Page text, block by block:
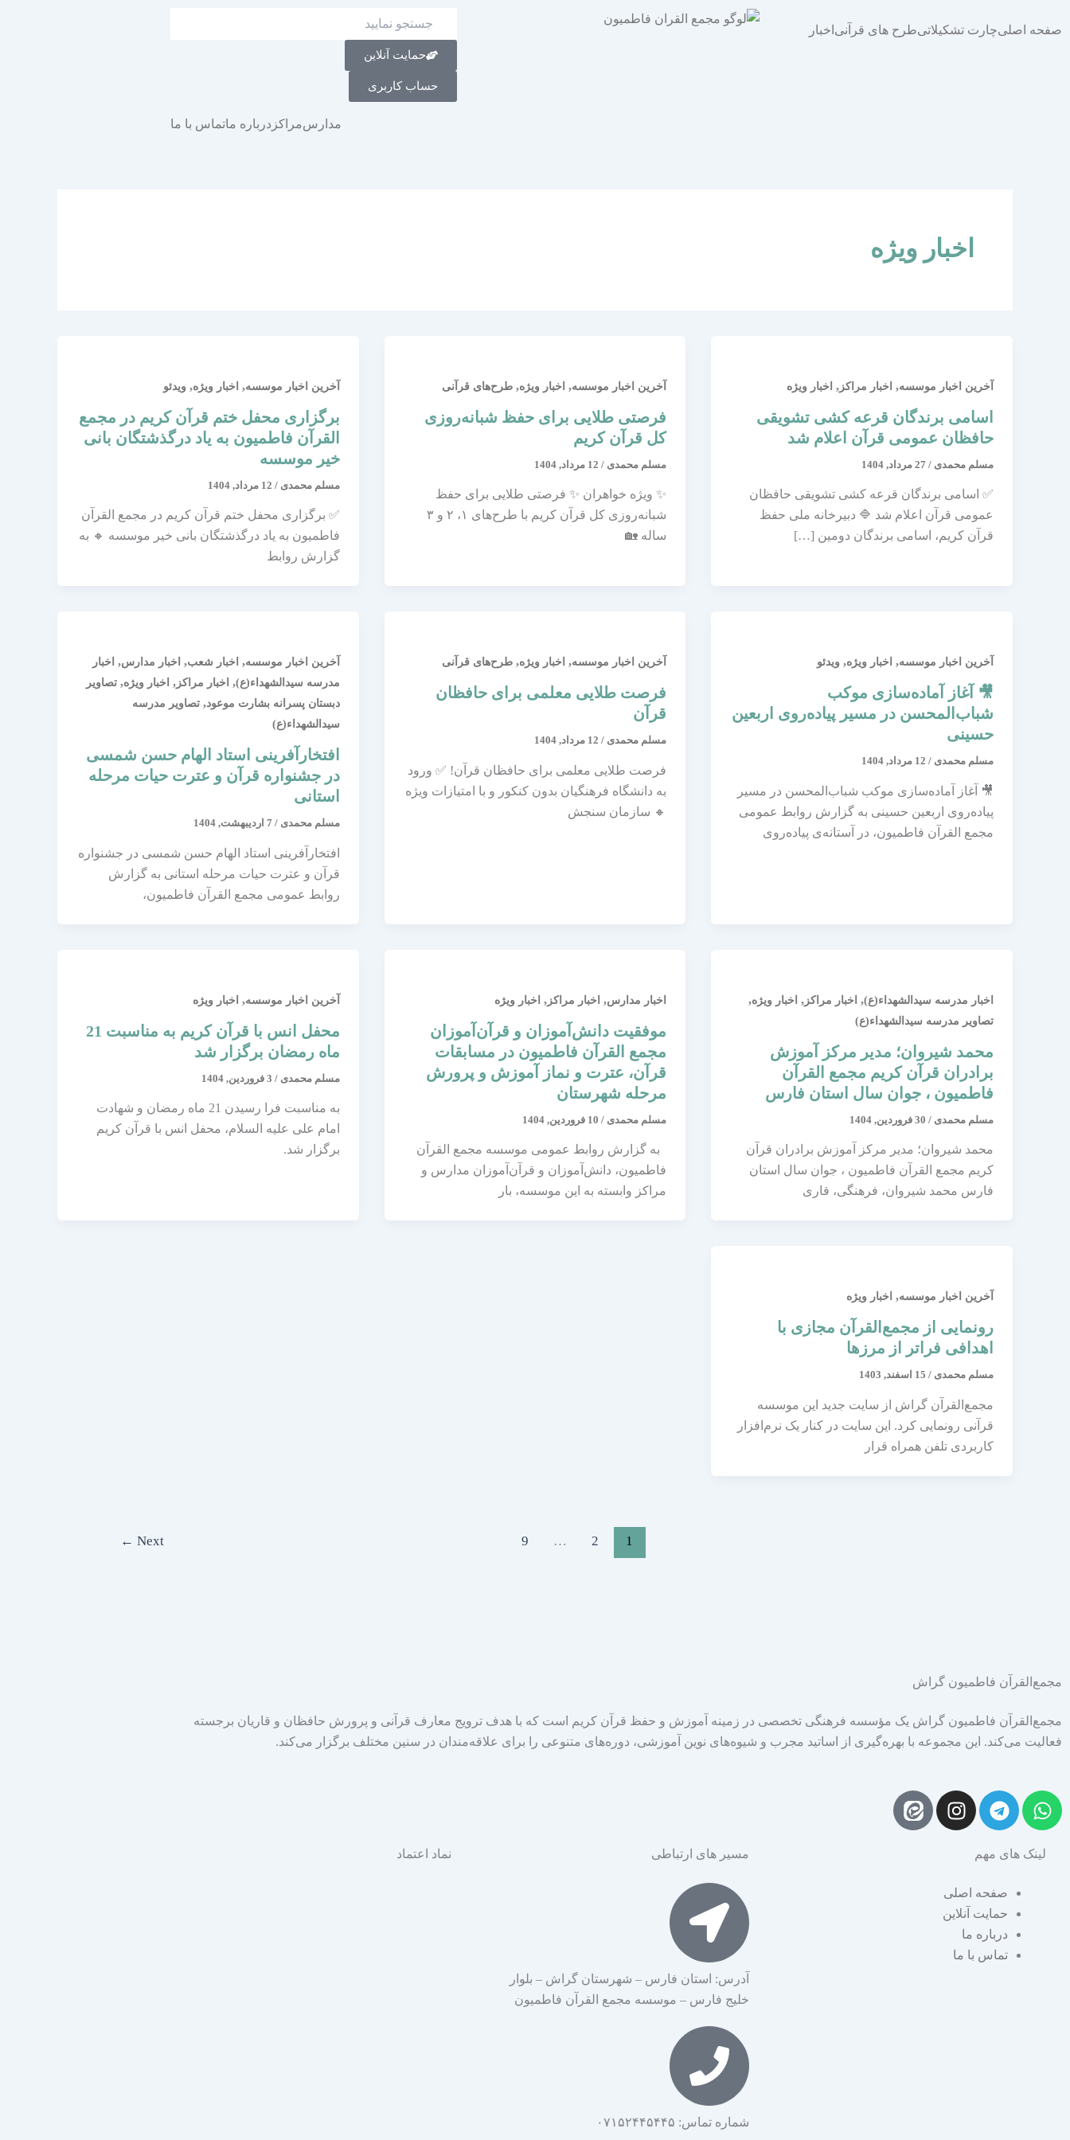
بهصفحه اصلیچارت تشکیلاتیطرح های قرآنی اخبار
حمایت آنلاین
حساب کاربری
مدارسمراکز درباره ماتماس با ما
اخبار ویژه
آخرین اخبار موسسه, اخبار مراکز , اخبار ویژه
اسامی برندگان قرعه کشی تشویقی
حافظان عمومی قرآن اعلام شد
مسلم محمدی / 27 مرداد, 1404
✅ اسامی برندگان قرعه کشی تشویقی حافظان
عمومی قرآن اعلام شد 🔷 دبیرخانه ملی حفظ
قرآن کریم، اسامی برندگان دومین […]
آخرین اخبار موسسه, اخبار ویژه, طرح‌های قرآنی
فرصتی طلایی برای حفظ شبانه‌روزی
کل قرآن کریم
مسلم محمدی / 12 مرداد, 1404
✨ ویژه خواهران ✨ فرصتی طلایی برای حفظ
شبانه‌روزی کل قرآن کریم با طرح‌های ۱، ۲ و ۳
ساله 🏡
آخرین اخبار موسسه, اخبار ویژه,ویدئو
برگزاری محفل ختم قرآن کریم در مجمع
القرآن فاطمیون به یاد درگذشتگان بانی
خیر موسسه
مسلم محمدی/ 12 مرداد, 1404
✅ برگزاری محفل ختم قرآن کریم در مجمع القرآن
فاطمیون به یاد درگذشتگان بانی خیر موسسه 🔸 به
گزارش روابط
آخرین اخبار موسسه, اخبار ویژه, ویدئو
🎥 آغاز آماده‌سازی موکب
شباب‌المحسن در مسیر پیاده‌روی اربعین
حسینی
مسلم محمدی / 12 مرداد, 1404
🎥 آغاز آماده‌سازی موکب شباب‌المحسن در مسیر
پیاده‌روی اربعین حسینی به گزارش روابط عمومی
مجمع القرآن فاطمیون، در آستانه‌ی پیاده‌روی
آخرین اخبار موسسه, اخبار ویژه, طرح‌های قرآنی
فرصت طلایی معلمی برای حافظان
قرآن
مسلم محمدی / 12 مرداد, 1404
فرصت طلایی معلمی برای حافظان قرآن! ✅ ورود
به دانشگاه فرهنگیان بدون کنکور و با امتیازات ویژه
🔸 سازمان سنجش
آخرین اخبار موسسه, اخبار شعب, اخبار مدارس, اخبار
مدرسه سیدالشهداء(ع), اخبار مراکز, اخبار ویژه,تصاویر
دبستان پسرانه بشارت موعود,تصاویر مدرسه
سیدالشهداء(ع)
افتخارآفرینی استاد الهام حسن شمسی
در جشنواره قرآن و عترت حیات مرحله
استانی
مسلم محمدی/ 7 اردیبهشت, 1404
افتخارآفرینی استاد الهام حسن شمسی در جشنواره
قرآن و عترت حیات مرحله استانی به گزارش
روابط عمومی مجمع القرآن فاطمیون،
اخبار مدرسه سیدالشهداء(ع), اخبار مراکز , اخبار ویژه,
تصاویر مدرسه سیدالشهداء(ع)
محمد شیروان؛ مدیر مرکز آموزش
برادران قرآن کریم مجمع القرآن
فاطمیون ، جوان سال استان فارس
مسلم محمدی / 30 فروردین, 1404
محمد شیروان؛ مدیر مرکز آموزش برادران قرآن
کریم مجمع القرآن فاطمیون ، جوان سال استان
فارس محمد شیروان، فرهنگی، قاری
اخبار مدارس, اخبار مراکز , اخبار ویژه
موفقیت دانش‌آموزان و قرآن‌آموزان
مجمع القرآن فاطمیون در مسابقات
قرآن، عترت و نماز آموزش و پرورش
مرحله شهرستان
مسلم محمدی / 10 فروردین, 1404
به گزارش روابط عمومی موسسه مجمع القرآن
فاطمیون، دانش‌آموزان و قرآن‌آموزان مدارس و
مراکز وابسته به این موسسه، بار
آخرین اخبار موسسه, اخبار ویژه
محفل انس با قرآن کریم به مناسبت 21
ماه رمضان برگزار شد
مسلم محمدی/ 3 فروردین, 1404
به مناسبت فرا رسیدن 21 ماه رمضان و شهادت
امام علی علیه السلام، محفل انس با قرآن کریم
برگزار شد.
آخرین اخبار موسسه, اخبار ویژه
رونمایی از مجمع‌القرآن مجازی با
اهدافی فراتر از مرزها
مسلم محمدی / 15 اسفند, 1403
مجمع‌القرآن گراش از سایت جدید این موسسه
قرآنی رونمایی کرد. این سایت در کنار یک نرم‌افزار
کاربردی تلفن همراه قرار
1
2
…
9
Next
←
مجمع‌القرآن فاطمیون گراش
مجمع‌القرآن فاطمیون گراش یک مؤسسه فرهنگی تخصصی در زمینه آموزش و حفظ قرآن کریم است که با هدف ترویج معارف قرآنی و پرورش حافظان و قاریان برجسته
فعالیت می‌کند. این مجموعه با بهره‌گیری از اساتید مجرب و شیوه‌های نوین آموزشی، دوره‌های متنوعی را برای علاقه‌مندان در سنین مختلف برگزار می‌کند.
W
h
t
T
e
e
r
a
m
I
n
g
r
m
لینک های مهم
صفحه اصلی
حمایت آنلاین
درباره ما
تماس با ما
مسیر های ارتباطی
آدرس: استان فارس – شهرستان گراش – بلوار
خلیج فارس – موسسه مجمع القرآن فاطمیون
شماره تماس: ۰۷۱۵۲۴۴۵۴۴۵
نماد اعتماد